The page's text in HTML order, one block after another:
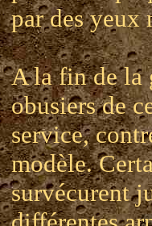
par des yeux
A la fin de la
obusiers de
service,
modèle.
survécurent